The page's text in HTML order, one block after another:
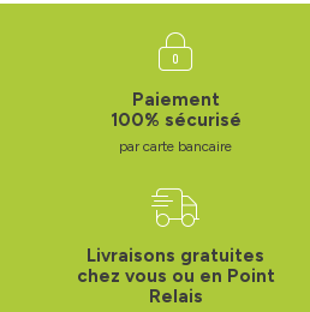
Paiement
100% sécurisé
par carte bancaire
Livraisons gratuites
chez vous ou en Point
Relais